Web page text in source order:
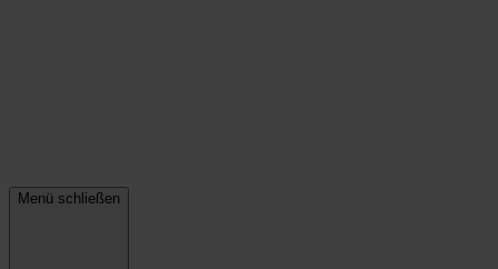
Menü schließen